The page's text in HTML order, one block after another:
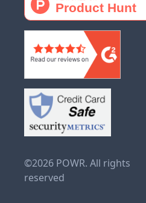
©2026 POWR. All rights
reserved